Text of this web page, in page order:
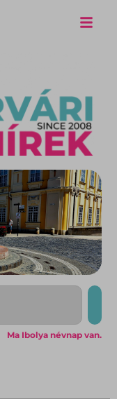
Ma Ibolya névnap van.